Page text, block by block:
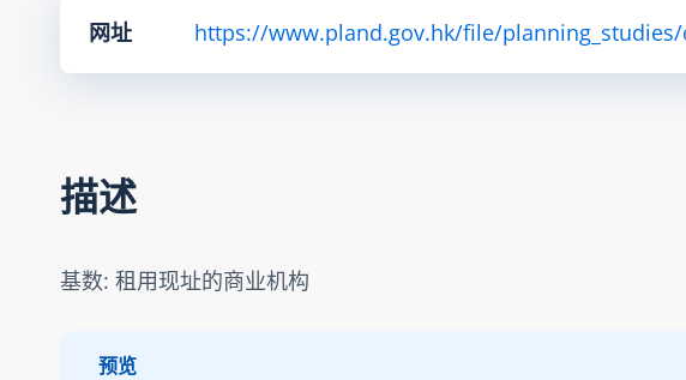
网址 https://www.pland.gov.hk/file/planning_studies/
描述
基数: 租用现址的商业机构
预览